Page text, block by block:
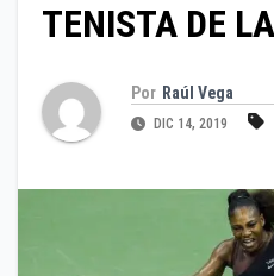
TENISTA DE
Por Raúl Vega
DIC 14, 2019